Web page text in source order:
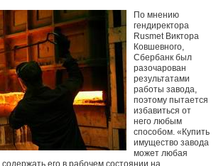
По мнению
гендиректора
Rusmet Виктора
Ковшевного,
Сбербанк был
разочарован
результатами
работы завода,
поэтому пытается
избавиться от
него любым
способом. «Купить
имущество завода
может любая